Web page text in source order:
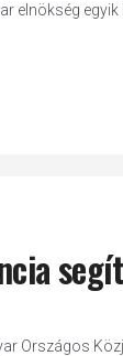
elnökség
Országos